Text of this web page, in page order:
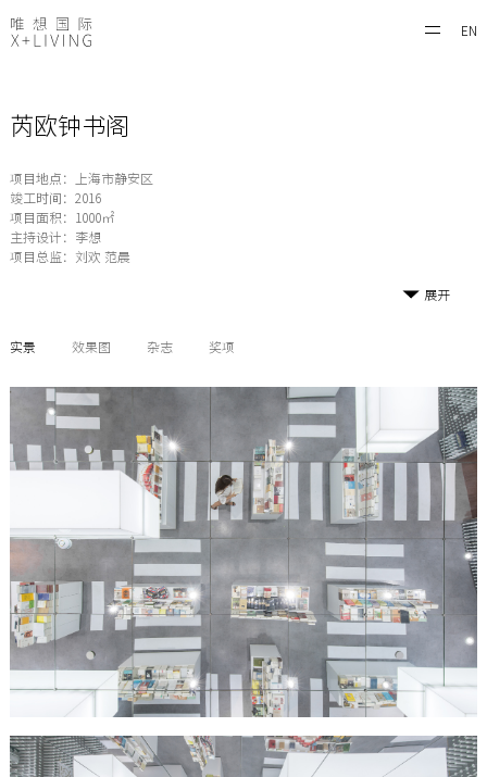
EN
芮欧钟书阁
项目地点：上海市静安区
竣工时间：2016
项目面积：1000㎡
主持设计：李想
项目总监：刘欢 范晨
展开
实景 效果图 杂志 奖项